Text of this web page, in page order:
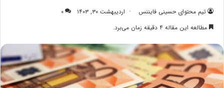
تیم محتوای حسینی‌ فایننس اردیبهشت ۳۰, ۱۴۰۳
۰
مطالعه این مقاله ۴ دقیقه زمان می‌برد.